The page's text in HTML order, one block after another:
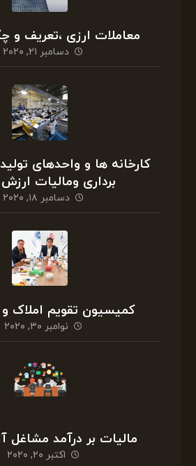
معاملات ارزی ،تعریف و
دسامبر ۲۱, ۲۰۲۰
کارخانه ها و واحدهای
برداری ومالیات ارزش
دسامبر ۱۸, ۲۰۲۰
کمیسیون تقویم املاک
نوامبر ۳۰, ۲۰۲۰
مالیات بر درآمد مشاغل
اکتبر ۲۰, ۲۰۲۰